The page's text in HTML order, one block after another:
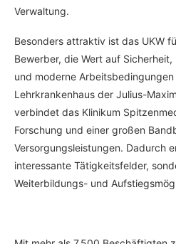
Verwaltung.
Besonders attraktiv ist das UKW
Bewerber, die Wert auf
und moderne
Lehrkrankenhaus der Julius-
verbindet das Klinikum
Forschung und einer großen
Versorgungsleistungen. Dadurch
interessante Tätigkeitsfelder,
Weiterbildungs- und